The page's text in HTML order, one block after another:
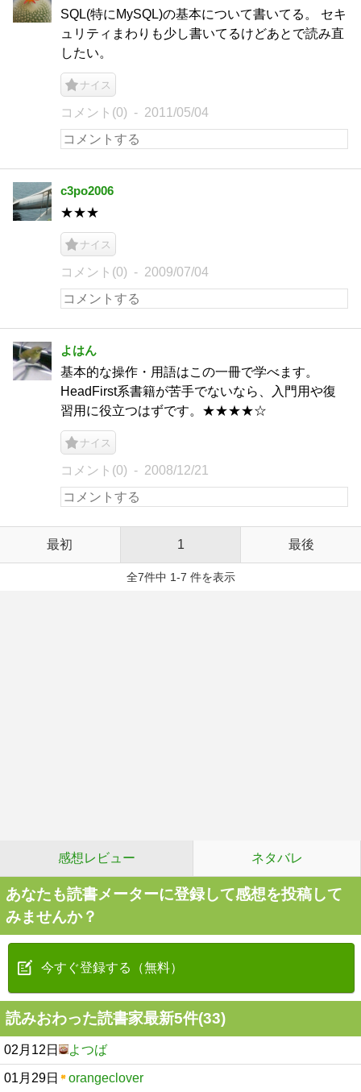
SQL(特にMySQL)の基本について書いてる。 セキ
ュリティまわりも少し書いてるけどあとで読み直
したい。
ナイス
コメント(0) 2011/05/04
c3po2006
★★★
ナイス
コメント(0) 2009/07/04
よはん
基本的な操作・用語はこの一冊で学べます。
HeadFirst系書籍が苦手でないなら、入門用や復
習用に役立つはずです。★★★★☆
ナイス
コメント(0) 2008/12/21
最初 1 最後
全7件中 1-7 件を表示
感想レビュー ネタバレ
あなたも読書メーターに登録して感想を投稿して
みませんか？
今すぐ登録する（無料）
読みおわった読書家最新5件(33)
02月12日 よつば
01月29日 orangeclover